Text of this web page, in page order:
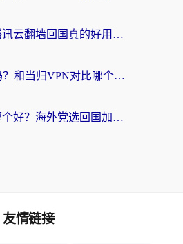
海外党必看：腾讯云翻墙回国真的好用吗？+ 3步选对回国加速器指南
穿梭VPN好用吗？和当归VPN对比哪个回国效果更好？海外党亲测实用指南
穿梭和六毫秒哪个好？海外党选回国加速器的避坑指南，附番茄加速器实测
友情链接